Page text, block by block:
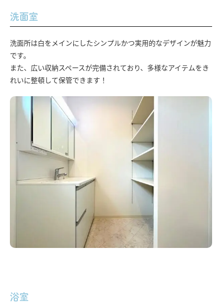
洗面室
洗面所は白をメインにしたシンプルかつ実用的なデザインが魅力
です。
また、広い収納スペースが完備されており、多様なアイテムをき
れいに整頓して保管できます！
浴室